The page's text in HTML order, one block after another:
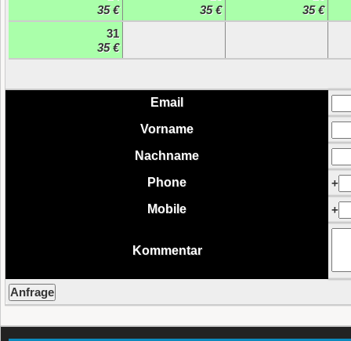
35 €
35 €
35 €
31
35 €
Email
Vorname
Nachname
Phone
+
Mobile
+
Kommentar